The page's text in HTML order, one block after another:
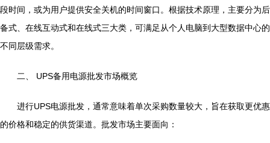
段时间，或为用户提供安全关机的时间窗口。根据技术原理，主要分为后
备式、在线互动式和在线式三大类，可满足从个人电脑到大型数据中心的
不同层级需求。
二、 UPS备用电源批发市场概览
进行UPS电源批发，通常意味着单次采购数量较大，旨在获取更优惠
的价格和稳定的供货渠道。批发市场主要面向：